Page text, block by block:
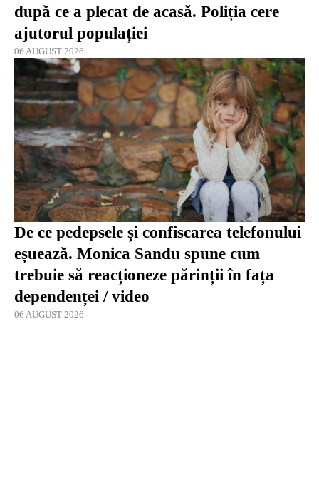
după ce a plecat de acasă. Poliția cere
ajutorul populației
06 AUGUST 2026
De ce pedepsele și confiscarea telefonului
eșuează. Monica Sandu spune cum
trebuie să reacționeze părinții în fața
dependenței / video
06 AUGUST 2026